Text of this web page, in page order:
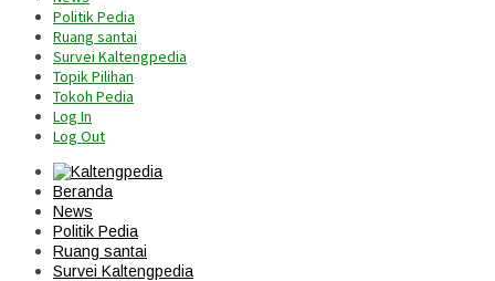
Politik Pedia
Ruang santai
Survei Kaltengpedia
Topik Pilihan
Tokoh Pedia
Log In
Log Out
Beranda
News
Politik Pedia
Ruang santai
Survei Kaltengpedia